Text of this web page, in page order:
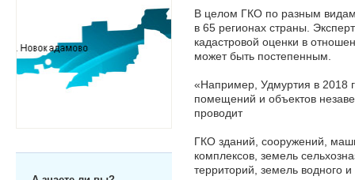
В целом ГКО по разным
в 65 регионах страны.
кадастровой оценки в
может быть постепенным.
«Например, Удмуртия в 2018
помещений и объектов
проводит
ГКО зданий, сооружений,
комплексов, земель
территорий, земель водного